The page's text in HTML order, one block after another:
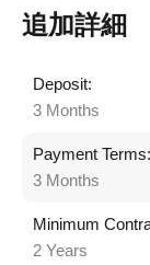
追加詳細
Deposit:
3 Months
Payment Terms:
3 Months
Minimum
2 Years